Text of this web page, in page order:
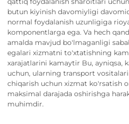
butun kiyinish davomiyligi
normal foydalanish uzunligiga
komponentlarga ega. Va hech
amalda mavjud bo'lmaganligi
egalari xizmatni to'xtatishning
xarajatlarini kamaytir Bu, ayniqsa,
uchun, ularning transport
chiqarish uchun xizmat ko'rsatish
maksimal darajada oshirishga
muhimdir.